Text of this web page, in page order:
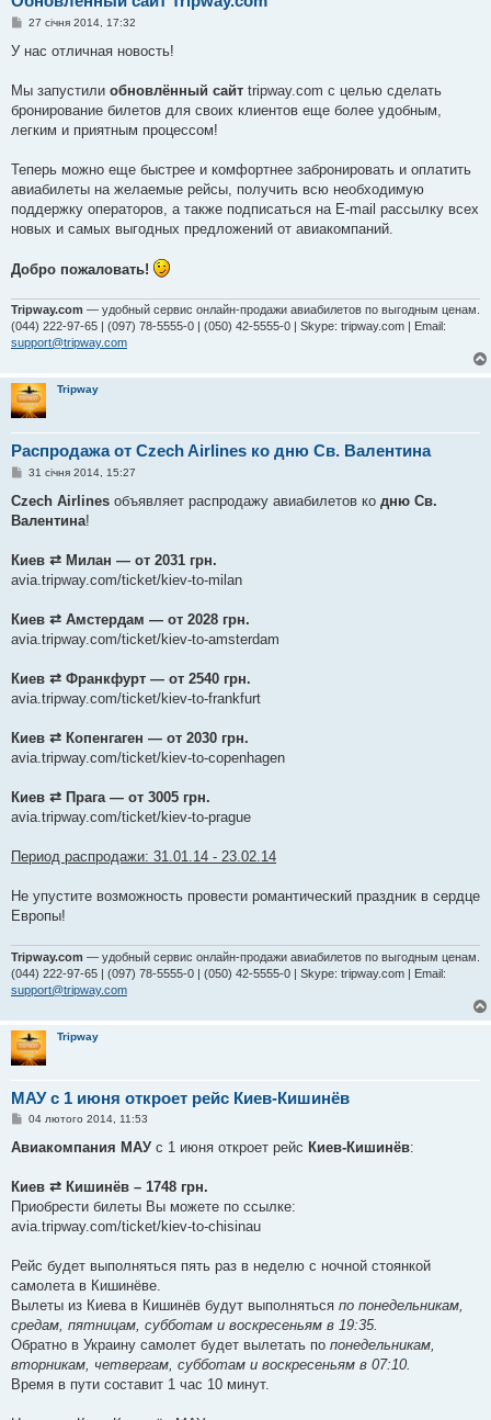
П
в
о
л
е
я
27 січня 2014, 17:32
У нас отличная новость!
Мы запустили обновлённый сайт tripway.com с целью сделать
бронирование билетов для своих клиентов еще более удобным,
легким и приятным процессом!
Теперь можно еще быстрее и комфортнее забронировать и оплатить
авиабилеты на желаемые рейсы, получить всю необходимую
поддержку операторов, а также подписаться на Е-mail рассылку всех
новых и самых выгодных предложений от авиакомпаний.
Добро пожаловать!
Tripway.com — удобный сервис онлайн-продажи авиабилетов по выгодным ценам.
(044) 222-97-65 | (097) 78-5555-0 | (050) 42-5555-0 | Skype: tripway.com | Email:
support@tripway.com
Tripway
Распродажа от Czech Airlines ко дню Св. Валентина
П
в
д
л
е
я
31 січня 2014, 15:27
Czech Airlines объявляет распродажу авиабилетов ко дню Св.
Валентина!
Киев ⇄ Милан — от 2031 грн.
avia.tripway.com/ticket/kiev-to-milan
Киев ⇄ Амстердам — от 2028 грн.
avia.tripway.com/ticket/kiev-to-amsterdam
Киев ⇄ Франкфурт — от 2540 грн.
avia.tripway.com/ticket/kiev-to-frankfurt
Киев ⇄ Копенгаген — от 2030 грн.
avia.tripway.com/ticket/kiev-to-copenhagen
Киев ⇄ Прага — от 3005 грн.
avia.tripway.com/ticket/kiev-to-prague
Период распродажи: 31.01.14 - 23.02.14
Не упустите возможность провести романтический праздник в сердце
Европы!
Tripway.com — удобный сервис онлайн-продажи авиабилетов по выгодным ценам.
(044) 222-97-65 | (097) 78-5555-0 | (050) 42-5555-0 | Skype: tripway.com | Email:
support@tripway.com
Tripway
МАУ с 1 июня откроет рейс Киев-Кишинёв
П
в
о
л
е
я
04 лютого 2014, 11:53
Авиакомпания МАУ с 1 июня откроет рейс Киев-Кишинёв:
Киев ⇄ Кишинёв – 1748 грн.
Приобрести билеты Вы можете по ссылке:
avia.tripway.com/ticket/kiev-to-chisinau
Рейс будет выполняться пять раз в неделю с ночной стоянкой
самолета в Кишинёве.
Вылеты из Киева в Кишинёв будут выполняться по понедельникам,
средам, пятницам, субботам и воскресеньям в 19:35.
Обратно в Украину самолет будет вылетать по понедельникам,
вторникам, четвергам, субботам и воскресеньям в 07:10.
Время в пути составит 1 час 10 минут.